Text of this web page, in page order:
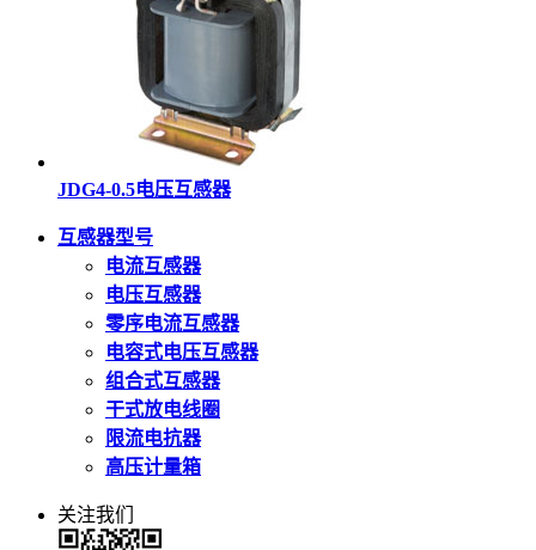
JDG4-0.5电压互感器
互感器型号
电流互感器
电压互感器
零序电流互感器
电容式电压互感器
组合式互感器
干式放电线圈
限流电抗器
高压计量箱
关注我们